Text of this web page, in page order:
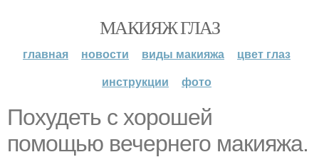
МАКИЯЖ ГЛАЗ
главная новости виды макияжа
цвет глаз
инструкции
фото
Похудеть с хорошей
помощью вечернего макияжа.